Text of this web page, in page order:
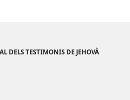
DELS TESTIMONIS DE JEHOVÀ